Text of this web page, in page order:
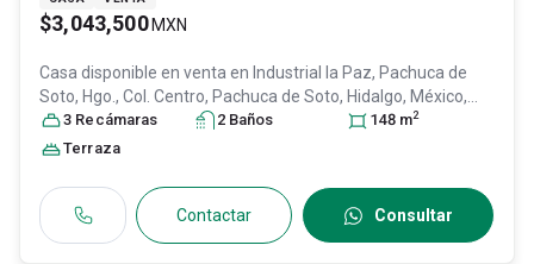
$3,043,500 MXN
Casa disponible en venta en Industrial la Paz, Pachuca de
Soto, Hgo., Col. Centro, Pachuca de Soto, Hidalgo, México,
C.P. 42000, ID:31647000
3 Recámaras 2 Baños 148 m2
Terraza
Contactar Consultar